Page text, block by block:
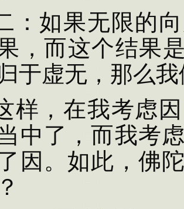
：如果无限的
，而这个结果
于虚无，那么
样，在我考虑
中了，而我考
因。如此，佛